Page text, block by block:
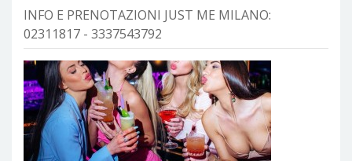
INFO E PRENOTAZIONI JUST ME MILANO:
02311817 - 3337543792